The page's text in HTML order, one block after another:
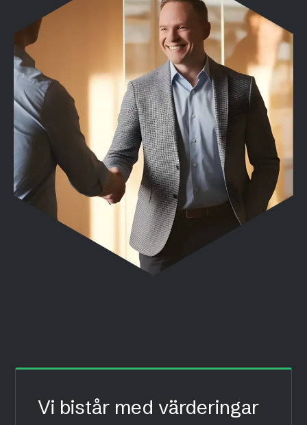
Vi bistår med värderingar